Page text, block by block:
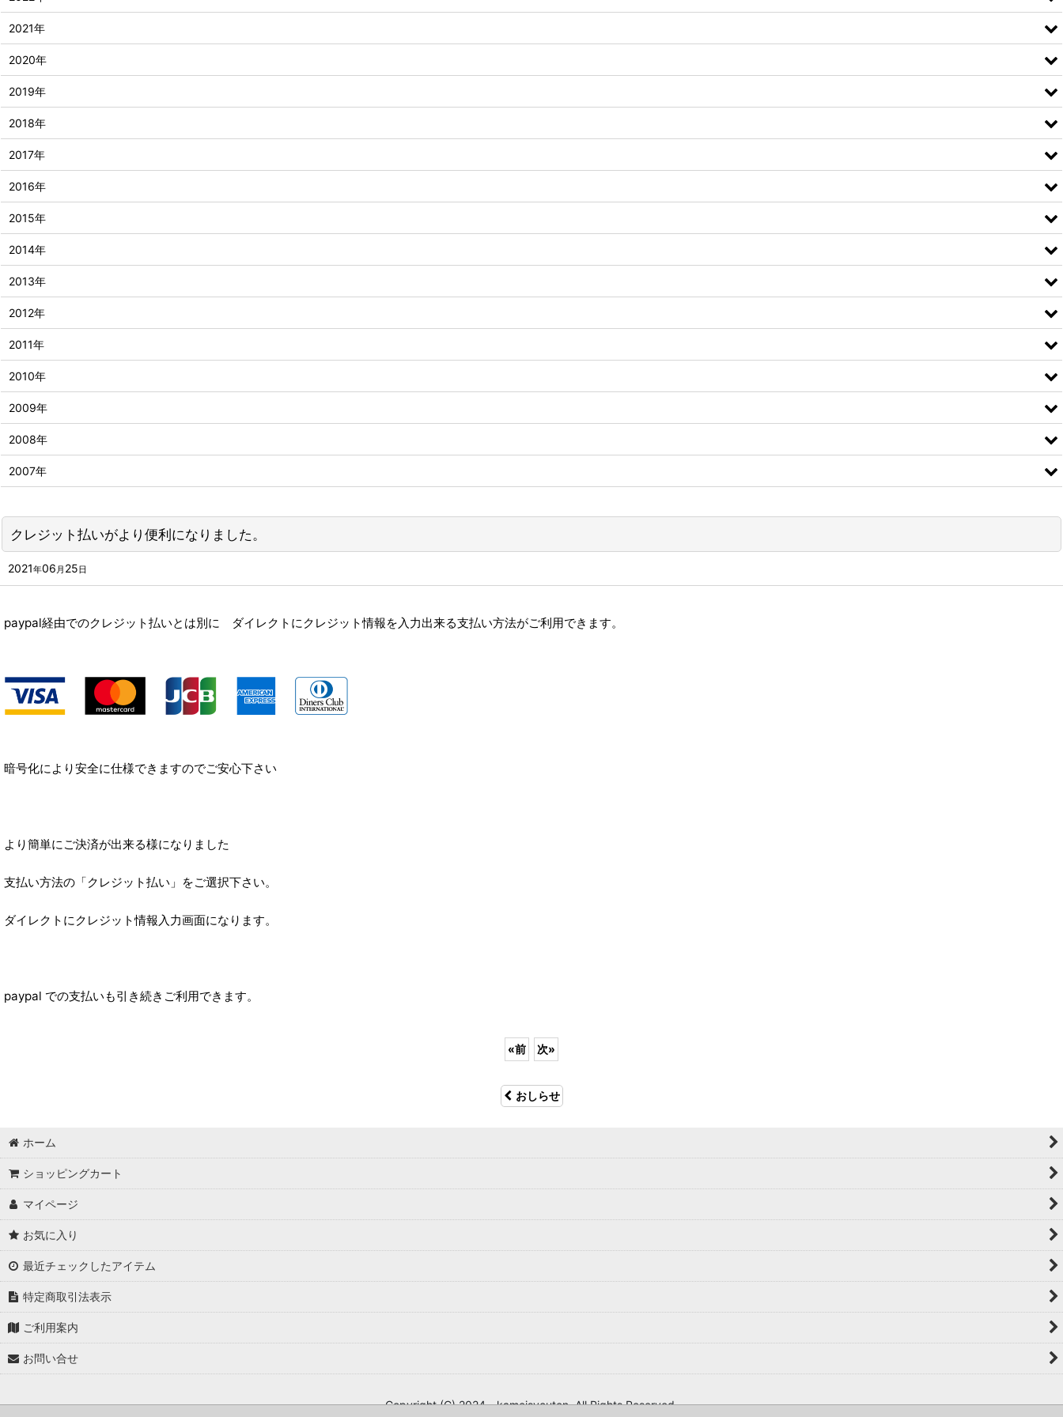
クレジット払いがより便利になりました。
2021年06 月 25 日
paypal経由でのクレジット払いとは別に ダイレクトにクレジット情報を入力出来る支払い方法がご利用できます。
暗号化により安全に仕様できますのでご安心下さい
より簡単にご決済が出来る様になりました
支払い方法の「クレジット払い」をご選択下さい。
ダイレクトにクレジット情報入力画面になります。
paypal での支払いも引き続きご利用できます。
«前 次»
おしらせ
2021年
2020年
2019年
2018年
2017年
2016年
2015年
2014年
2013年
2012年
2011年
2010年
2009年
2008年
2007年
ホーム
ショッピングカート
マイページ
お気に入り
最近チェックしたアイテム
特定商取引法表示
ご利用案内
お問い合せ
Copyright (C) 2024 kameisyouten. All Rights Reserved.